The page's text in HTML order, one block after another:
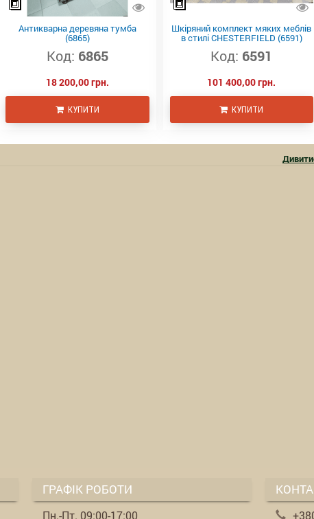
Антикварна деревяна тумба
(6865)
Код: 6865
18 200,00 грн.
КУПИТИ
Шкіряний комплект мяких меблів
в стилі CHESTERFIELD (6591)
Код: 6591
101 400,00 грн.
КУПИТИ
ГРАФІК РОБОТИ
Пн.-Пт. 09:00-17:00